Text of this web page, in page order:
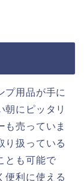
プ用品が手に
朝にピッタリ
も売っていま
り扱っている
とも可能で
便利に使える